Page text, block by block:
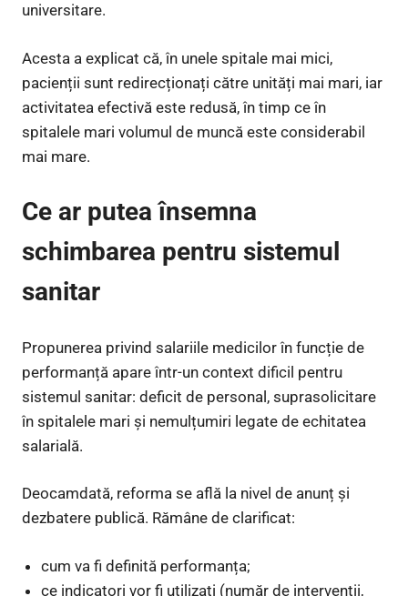
universitare.
Acesta a explicat că, în unele spitale mai mici,
pacienții sunt redirecționați către unități mai mari, iar
activitatea efectivă este redusă, în timp ce în
spitalele mari volumul de muncă este considerabil
mai mare.
Ce ar putea însemna
schimbarea pentru sistemul
sanitar
Propunerea privind salariile medicilor în funcție de
performanță apare într-un context dificil pentru
sistemul sanitar: deficit de personal, suprasolicitare
în spitalele mari și nemulțumiri legate de echitatea
salarială.
Deocamdată, reforma se află la nivel de anunț și
dezbatere publică. Rămâne de clarificat:
cum va fi definită performanța;
ce indicatori vor fi utilizați (număr de intervenții,